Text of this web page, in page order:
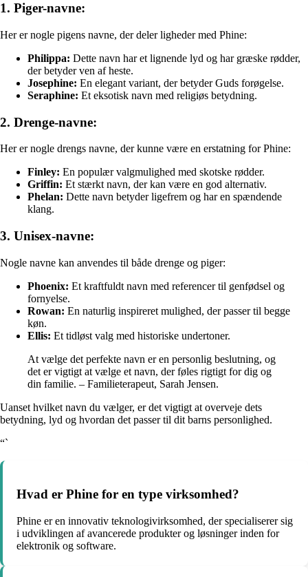
1. Piger-navne:
Her er nogle pigens navne, der deler ligheder med Phine:
Philippa: Dette navn har et lignende lyd og har græske rødder,
der betyder ven af heste.
Josephine: En elegant variant, der betyder Guds forøgelse.
Seraphine: Et eksotisk navn med religiøs betydning.
2. Drenge-navne:
Her er nogle drengs navne, der kunne være en erstatning for Phine:
Finley: En populær valgmulighed med skotske rødder.
Griffin: Et stærkt navn, der kan være en god alternativ.
Phelan: Dette navn betyder ligefrem og har en spændende
klang.
3. Unisex-navne:
Nogle navne kan anvendes til både drenge og piger:
Phoenix: Et kraftfuldt navn med referencer til genfødsel og
fornyelse.
Rowan: En naturlig inspireret mulighed, der passer til begge
køn.
Ellis: Et tidløst valg med historiske undertoner.
At vælge det perfekte navn er en personlig beslutning, og
det er vigtigt at vælge et navn, der føles rigtigt for dig og
din familie. – Familieterapeut, Sarah Jensen.
Uanset hvilket navn du vælger, er det vigtigt at overveje dets
betydning, lyd og hvordan det passer til dit barns personlighed.
“`
Hvad er Phine for en type virksomhed?
Phine er en innovativ teknologivirksomhed, der specialiserer sig
i udviklingen af avancerede produkter og løsninger inden for
elektronik og software.